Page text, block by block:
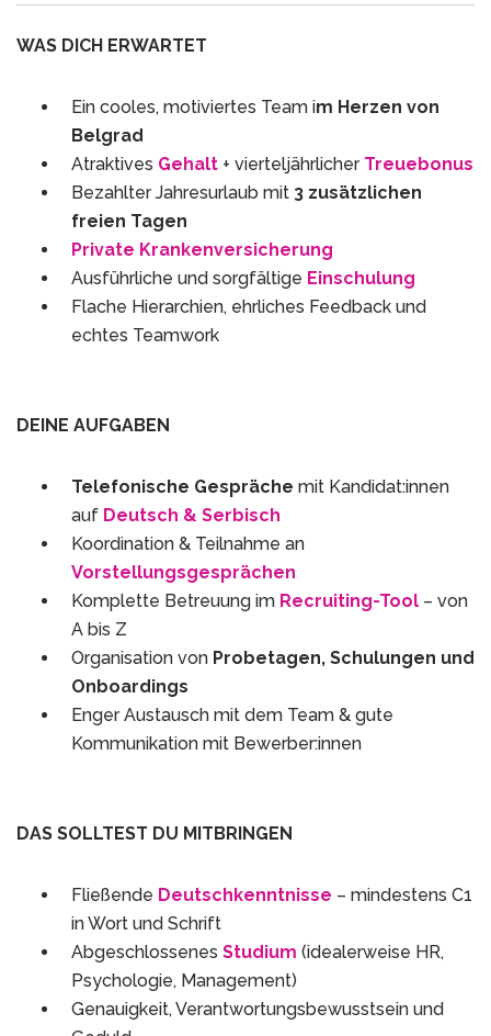
WAS DICH ERWARTET
Ein cooles, motiviertes Team im Herzen von
Belgrad
Atraktives Gehalt + vierteljährlicher Treuebonus
Bezahlter Jahresurlaub mit 3 zusätzlichen
freien Tagen
Private Krankenversicherung
Ausführliche und sorgfältige Einschulung
Flache Hierarchien, ehrliches Feedback und
echtes Teamwork
DEINE AUFGABEN
Telefonische Gespräche mit Kandidat:innen
auf Deutsch & Serbisch
Koordination & Teilnahme an
Vorstellungsgesprächen
Komplette Betreuung im Recruiting-Tool – von
A bis Z
Organisation von Probetagen, Schulungen und
Onboardings
Enger Austausch mit dem Team & gute
Kommunikation mit Bewerber:innen
DAS SOLLTEST DU MITBRINGEN
Fließende Deutschkenntnisse – mindestens C1
in Wort und Schrift
Abgeschlossenes Studium (idealerweise HR,
Psychologie, Management)
Genauigkeit, Verantwortungsbewusstsein und